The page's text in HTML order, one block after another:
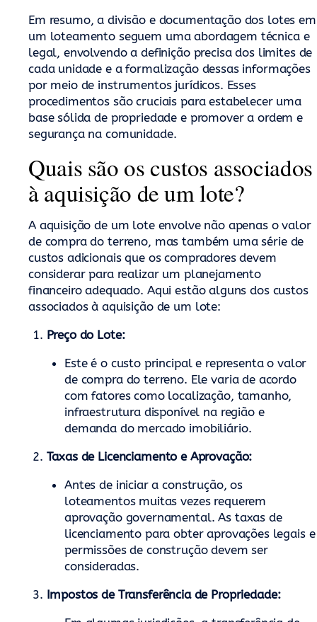
Em resumo, a divisão e documentação dos lotes em
um loteamento seguem uma abordagem técnica e
legal, envolvendo a definição precisa dos limites de
cada unidade e a formalização dessas informações
por meio de instrumentos jurídicos. Esses
procedimentos são cruciais para estabelecer uma
base sólida de propriedade e promover a ordem e
segurança na comunidade.
Quais são os custos associados
à aquisição de um lote?
A aquisição de um lote envolve não apenas o valor
de compra do terreno, mas também uma série de
custos adicionais que os compradores devem
considerar para realizar um planejamento
financeiro adequado. Aqui estão alguns dos custos
associados à aquisição de um lote:
Preço do Lote:
Este é o custo principal e representa o valor
de compra do terreno. Ele varia de acordo
com fatores como localização, tamanho,
infraestrutura disponível na região e
demanda do mercado imobiliário.
Taxas de Licenciamento e Aprovação:
Antes de iniciar a construção, os
loteamentos muitas vezes requerem
aprovação governamental. As taxas de
licenciamento para obter aprovações legais e
permissões de construção devem ser
consideradas.
Impostos de Transferência de Propriedade: